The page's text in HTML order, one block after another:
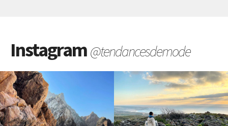
Instagram@tendancesdemode